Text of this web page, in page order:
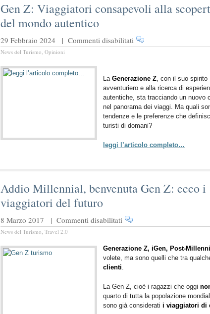
Gen Z: Viaggiatori consapevoli alla
del mondo autentico
29 Febbraio 2024 | Commenti disabilitati su
Gen
consapevoli
alla
scoperta
del
mondo
autentico
News del Turismo, Opinioni
La Generazione Z, con il suo spirito
avventuriero e alla ricerca di
autentiche, sta tracciando un nuovo
nel panorama dei viaggi. Ma quali
tendenze e le preferenze che
turisti di domani?
leggi l’articolo completo…
Addio Millennial, benvenuta Gen Z: ecco i
viaggiatori del futuro
8 Marzo 2017 | Commenti disabilitati su
Addio
benvenuta
Gen
Z:
i
viaggiatori
del
News del Turismo, Travel 2.0
Generazione Z, iGen, Post-
volete, ma sono quelli che tra
clienti.
La Gen Z, cioè i ragazzi che oggi
quarto di tutta la popolazione
sono già considerati i viaggiatori di